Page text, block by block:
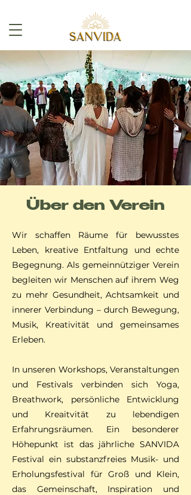
Über den Verein
Wir schaffen Räume für bewusstes
Leben, kreative Entfaltung und echte
Begegnung. Als gemeinnütziger Verein
begleiten wir Menschen auf ihrem Weg
zu mehr Gesundheit, Achtsamkeit und
innerer Verbindung – durch Bewegung,
Musik, Kreativität und gemeinsames
Erleben.
In unseren Workshops, Veranstaltungen
und Festivals verbinden sich Yoga,
Breathwork, persönliche Entwicklung
und Kreaitvität zu lebendigen
Erfahrungsräumen. Ein besonderer
Höhepunkt ist das jährliche SANVIDA
Festival ein substanzfreies Musik- und
Erholungsfestival für Groß und Klein,
das Gemeinschaft, Inspiration und